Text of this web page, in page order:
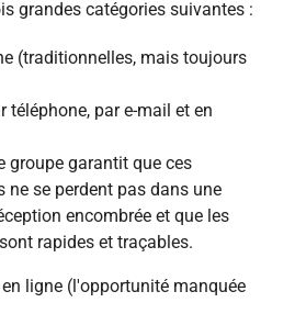
grandes catégories suivantes :
(traditionnelles, mais toujours
téléphone, par e-mail et en
groupe garantit que ces
ne se perdent pas dans une
encombrée et que les
rapides et traçables.
ligne (l'opportunité manquée